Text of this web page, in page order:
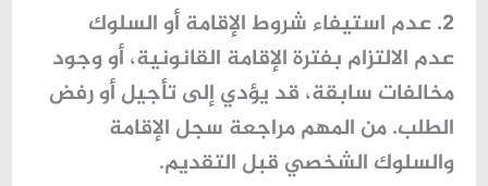
2. عدم استيفاء شروط الإقامة أو السلوك
عدم الالتزام بفترة الإقامة القانونية، أو وجود
مخالفات سابقة، قد يؤدي إلى تأجيل أو رفض
الطلب. من المهم مراجعة سجل الإقامة
والسلوك الشخصي قبل التقديم.